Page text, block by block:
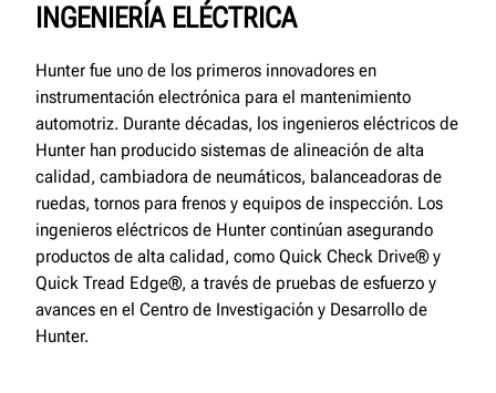
INGENIERÍA ELÉCTRICA
Hunter fue uno de los primeros innovadores en
instrumentación electrónica para el mantenimiento
automotriz. Durante décadas, los ingenieros eléctricos de
Hunter han producido sistemas de alineación de alta
calidad, cambiadora de neumáticos, balanceadoras de
ruedas, tornos para frenos y equipos de inspección. Los
ingenieros eléctricos de Hunter continúan asegurando
productos de alta calidad, como Quick Check Drive® y
Quick Tread Edge®, a través de pruebas de esfuerzo y
avances en el Centro de Investigación y Desarrollo de
Hunter.